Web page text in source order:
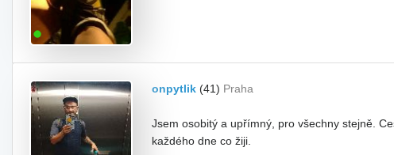
onpytlik (41) Praha
Jsem osobitý a upřímný, pro všechny stejně.
každého dne co žiji.